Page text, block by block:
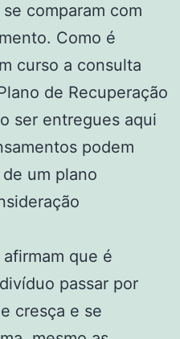
comparam com
Como é
curso a consulta
de Recuperação
ser entregues aqui
podem
um plano
que é
passar por
cresça e se